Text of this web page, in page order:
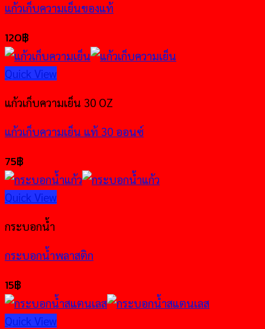
แก้วเก็บความเย็นของแท้
120฿
Quick View
แก้วเก็บความเย็น 30 OZ
แก้วเก็บความเย็น แท้ 30 ออนซ์
75฿
Quick View
กระบอกน้ำ
กระบอกน้ำพลาสติก
15฿
Quick View